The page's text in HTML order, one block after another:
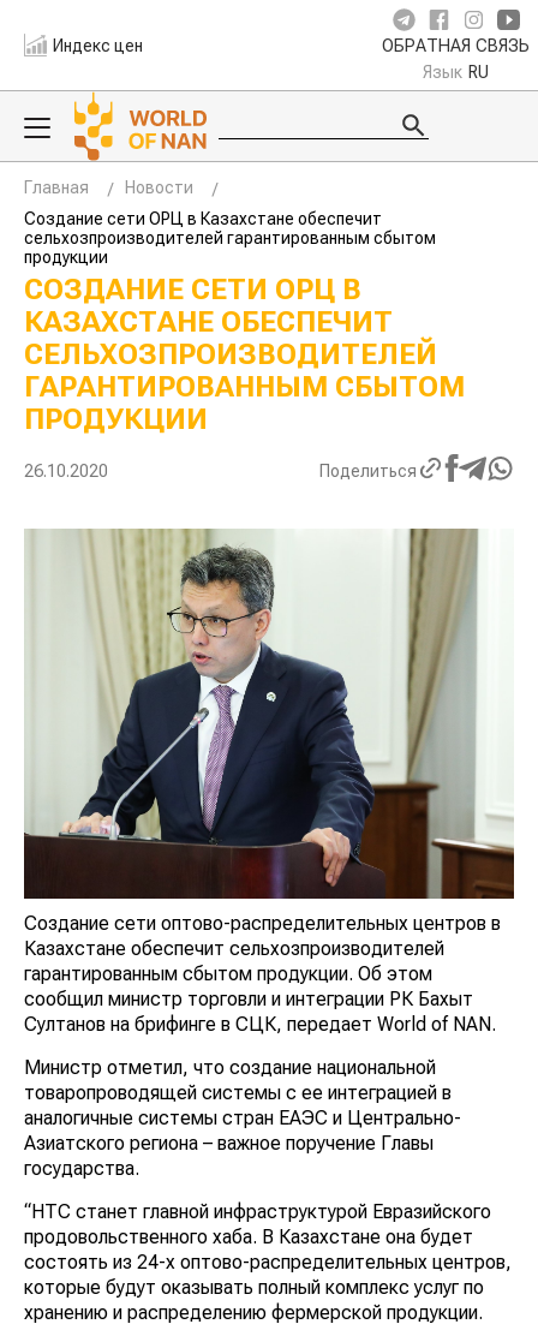
Индекс цен ОБРАТНАЯ СВЯЗЬ
Язык RU
Главная
Новости
Создание сети ОРЦ в Казахстане обеспечит
сельхозпроизводителей гарантированным сбытом
продукции
СОЗДАНИЕ СЕТИ ОРЦ В
КАЗАХСТАНЕ ОБЕСПЕЧИТ
СЕЛЬХОЗПРОИЗВОДИТЕЛЕЙ
ГАРАНТИРОВАННЫМ СБЫТОМ
ПРОДУКЦИИ
26.10.2020 Поделиться
Создание сети оптово-распределительных центров в
Казахстане обеспечит сельхозпроизводителей
гарантированным сбытом продукции. Об этом
сообщил министр торговли и интеграции РК Бахыт
Султанов на брифинге в СЦК, передает World of NAN.
Министр отметил, что создание национальной
товаропроводящей системы с ее интеграцией в
аналогичные системы стран ЕАЭС и Центрально-
Азиатского региона – важное поручение Главы
государства.
“НТС станет главной инфраструктурой Евразийского
продовольственного хаба. В Казахстане она будет
состоять из 24-х оптово-распределительных центров,
которые будут оказывать полный комплекс услуг по
хранению и распределению фермерской продукции.